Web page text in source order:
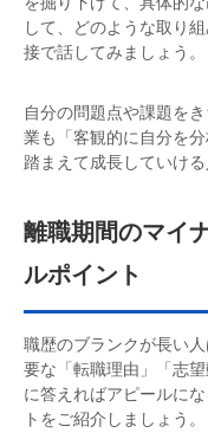
して、どのような取り
接で話してみましょう。
自分の問題点や課題を
業も「客観的に自分を
踏まえて成長していけ
離職期間のマイ
ルポイント
職歴のブランクが長い
要な「転職理由」「志
に答えればアピールに
トをご紹介しましょう。